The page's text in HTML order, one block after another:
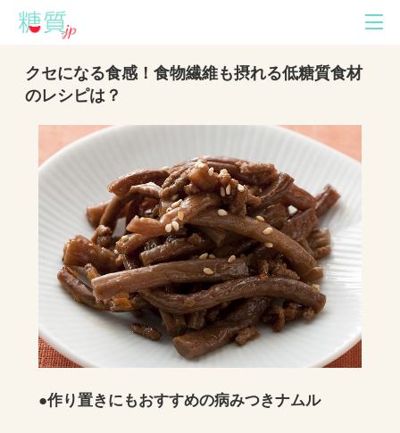
クセになる食感！食物繊維も摂れる低糖質食材
のレシピは？
●作り置きにもおすすめの病みつきナムル